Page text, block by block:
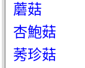
蘑菇
杏鮑菇
莠珍菇